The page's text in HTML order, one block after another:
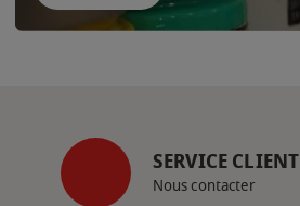
SERVICE CLIENT
Nous contacter